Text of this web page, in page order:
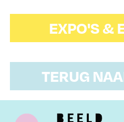
EXPO'S &
TERUG